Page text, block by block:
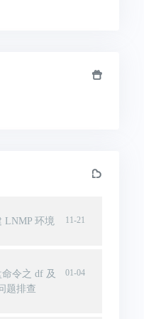
11-21
LNMP 环境
01-04
令之 df 及
题排查